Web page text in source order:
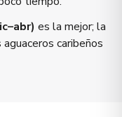
es la mejor; la
caribeños